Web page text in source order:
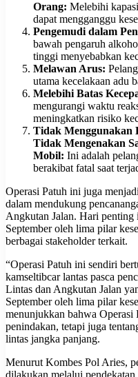
Orang: Melebihi
dapat mengganggu
Pengemudi dalam
bawah pengaruh
tinggi menyebabkan
Melawan Arus:
utama kecelakaan adu
Melebihi Batas
mengurangi waktu
meningkatkan risiko
Tidak Menggunakan
Tidak Mengenakan
Mobil: Ini adalah
berakibat fatal saat
Operasi Patuh ini juga
dalam mendukung
Angkutan Jalan. Hari penting
September oleh lima pilar
berbagai stakeholder terkait.
“Operasi Patuh ini sendiri
kamseltibcar lantas pasca
Lintas dan Angkutan Jalan
September oleh lima pilar
menunjukkan bahwa Operasi
penindakan, tetapi juga
lintas jangka panjang.
Menurut Kombes Pol Aries,
dilakukan melalui